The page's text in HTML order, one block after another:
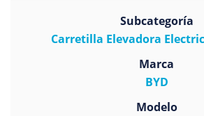
Subcategoría
Carretilla Elevadora
Marca
BYD
Modelo